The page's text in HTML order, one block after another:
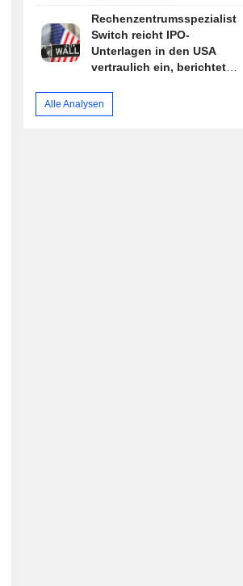
Rechenzentrumsspezialist
Switch reicht IPO-
Unterlagen in den USA
vertraulich ein, berichtet
Alle Analysen